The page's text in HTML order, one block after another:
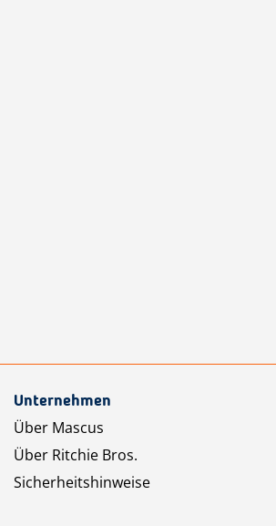
Unternehmen
Über Mascus
Über Ritchie Bros.
Sicherheitshinweise